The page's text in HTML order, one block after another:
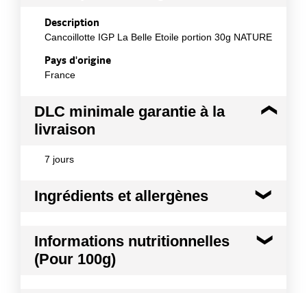
Description
Cancoillotte IGP La Belle Etoile portion 30g NATURE
Pays d'origine
France
DLC minimale garantie à la
livraison
7 jours
Ingrédients et allergènes
Lait écrémé caillé pasteurisé, eau, beurre 10%, sel,
sel de fonte : citrate de sodium. Origine du lait :
Informations nutritionnelles
(Pour 100g)